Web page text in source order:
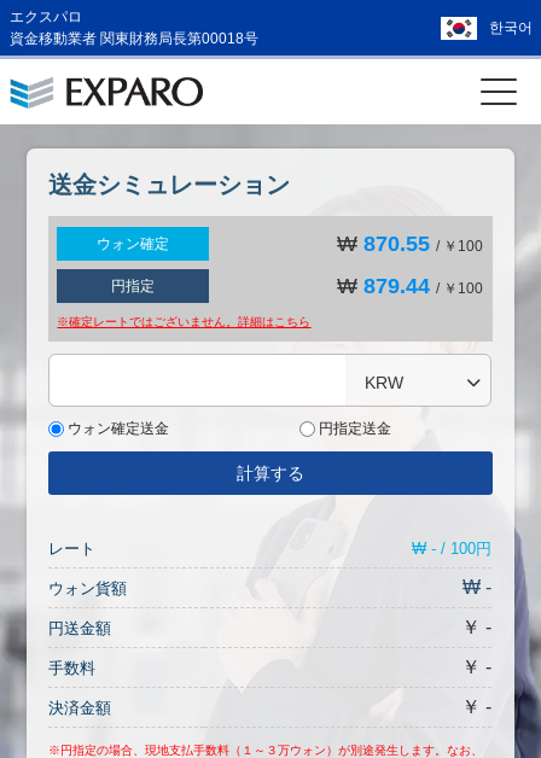
エクスパロ
資金移動業者 関東財務局長第00018号
한국어
送金シミュレーション
ウォン確定 ₩870.55 / ￥100
円指定 ₩879.44 / ￥100
※確定レートではございません。詳細は こちら
KRW
ウォン確定送金 円指定送金
計算する
レート ₩ - / 100円
ウォン貨額 ₩ -
円送金額 ￥ -
手数料 ￥ -
決済金額 ￥ -
※円指定の場合、現地支払手数料（１～３万ウォン）が別途発生します。なお、